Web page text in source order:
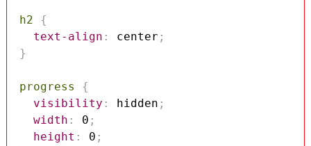
h2
{
text-align : center ;
}
progress
{
visibility : hidden ;
width : 0 ;
height : 0 ;